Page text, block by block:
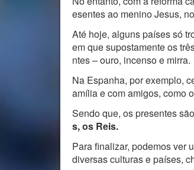
esentes ao menino Jesus,
Até hoje, alguns países só
em que supostamente os
ntes – ouro, incenso e mirra.
Na Espanha, por exemplo,
amília e com amigos, como
Sendo que, os presentes
s, os Reis.
Para finalizar, podemos ver
diversas culturas e países,